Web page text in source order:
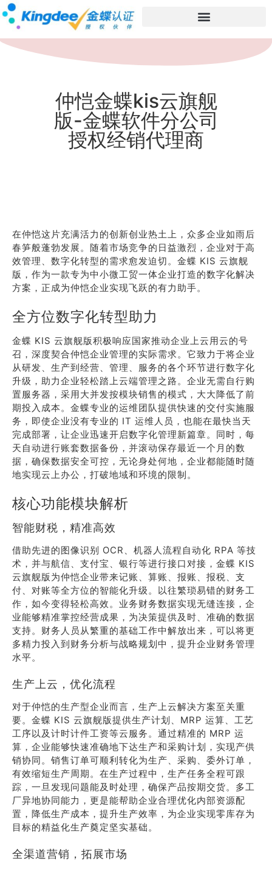
仲恺金蝶kis云旗舰
版-金蝶软件分公司
授权经销代理商
在仲恺这片充满活力的创新创业热土上，众多企业如雨后
春笋般蓬勃发展。随着市场竞争的日益激烈，企业对于高
效管理、数字化转型的需求愈发迫切。金蝶 KIS 云旗舰
版，作为一款专为中小微工贸一体企业打造的数字化解决
方案，正成为仲恺企业实现飞跃的有力助手。
全方位数字化转型助力
金蝶 KIS 云旗舰版积极响应国家推动企业上云用云的号
召，深度契合仲恺企业管理的实际需求。它致力于将企业
从研发、生产到经营、管理、服务的各个环节进行数字化
升级，助力企业轻松踏上云端管理之路。企业无需自行购
置服务器，采用大并发按模块销售的模式，大大降低了前
期投入成本。金蝶专业的运维团队提供快速的交付实施服
务，即使企业没有专业的 IT 运维人员，也能在最快当天
完成部署，让企业迅速开启数字化管理新篇章。同时，每
天自动进行账套数据备份，并滚动保存最近一个月的数
据，确保数据安全可控，无论身处何地，企业都能随时随
地实现云上办公，打破地域和环境的限制。
核心功能模块解析
智能财税，精准高效
借助先进的图像识别 OCR、机器人流程自动化 RPA 等技
术，并与航信、支付宝、银行等进行接口对接，金蝶 KIS
云旗舰版为仲恺企业带来记账、算账、报账、报税、支
付、对账等全方位的智能化升级。以往繁琐易错的财务工
作，如今变得轻松高效。业务财务数据实现无缝连接，企
业能够精准掌控经营成果，为决策提供及时、准确的数据
支持。财务人员从繁重的基础工作中解放出来，可以将更
多精力投入到财务分析与战略规划中，提升企业财务管理
水平。
生产上云，优化流程
对于仲恺的生产型企业而言，生产上云解决方案至关重
要。金蝶 KIS 云旗舰版提供生产计划、MRP 运算、工艺
工序以及计时计件工资等云服务。通过精准的 MRP 运
算，企业能够快速准确地下达生产和采购计划，实现产供
销协同。销售订单可顺利转化为生产、采购、委外订单，
有效缩短生产周期。在生产过程中，生产任务全程可跟
踪，一旦发现问题能及时处理，确保产品按期交货。多工
厂异地协同能力，更是能帮助企业合理优化内部资源配
置，降低生产成本，提升生产效率，为企业实现零库存为
目标的精益化生产奠定坚实基础。
全渠道营销，拓展市场